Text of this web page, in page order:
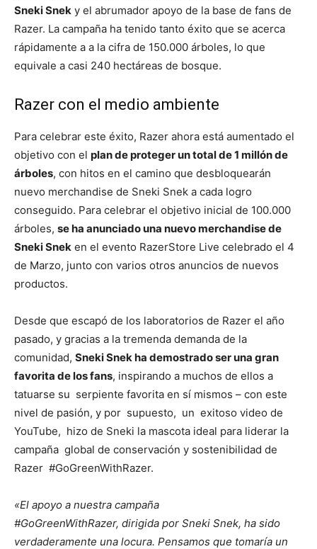
Sneki Snek y el abrumador apoyo de la base de fans de
Razer. La campaña ha tenido tanto éxito que se acerca
rápidamente a a la cifra de 150.000 árboles, lo que
equivale a casi 240 hectáreas de bosque.
Razer con el medio ambiente
Para celebrar este éxito, Razer ahora está aumentado el
objetivo con el plan de proteger un total de 1 millón de
árboles, con hitos en el camino que desbloquearán
nuevo merchandise de Sneki Snek a cada logro
conseguido. Para celebrar el objetivo inicial de 100.000
árboles, se ha anunciado una nuevo merchandise de
Sneki Snek en el evento RazerStore Live celebrado el 4
de Marzo, junto con varios otros anuncios de nuevos
productos.
Desde que escapó de los laboratorios de Razer el año
pasado, y gracias a la tremenda demanda de la
comunidad, Sneki Snek ha demostrado ser una gran
favorita de los fans, inspirando a muchos de ellos a
tatuarse su serpiente favorita en sí mismos – con este
nivel de pasión, y por supuesto, un exitoso video de
YouTube, hizo de Sneki la mascota ideal para liderar la
campaña global de conservación y sostenibilidad de
Razer #GoGreenWithRazer.
«El apoyo a nuestra campaña
#GoGreenWithRazer, dirigida por Sneki Snek, ha sido
verdaderamente una locura. Pensamos que tomaría un